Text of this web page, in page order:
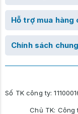
Hỗ trợ mua hàng
Chính sách chung
Số TK công ty:
Chủ TK: Công